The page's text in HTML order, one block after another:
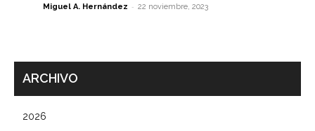
Miguel A. Hernández - 22 noviembre, 2023
ARCHIVO
2026